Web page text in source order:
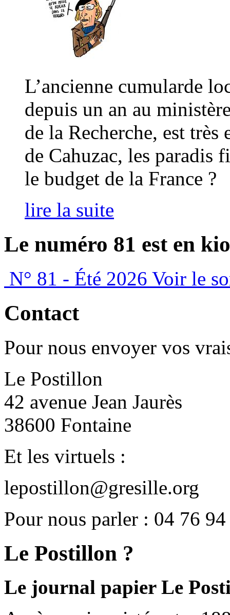
L’ancienne cumularde
depuis un an au
de la Recherche, est très
de Cahuzac, les paradis
le budget de la France ?
lire la suite
Le numéro 81 est en
N° 81 - Été 2026 Voir le
Contact
Pour nous envoyer vos
Le Postillon
42 avenue Jean Jaurès
38600 Fontaine
Et les virtuels :
lepostillon@gresille.org
Pour nous parler : 04 76
Le Postillon ?
Le journal papier Le